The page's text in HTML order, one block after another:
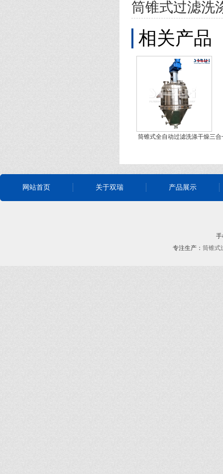
筒锥式过滤洗
相关产品
筒锥式全自动过滤洗涤干燥三合
网站首页 关于双瑞 产品展示
手
专注生产： 筒锥式